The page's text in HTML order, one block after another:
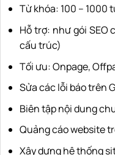
Từ khóa: 100 – 1000
Hỗ trợ: như gói SEO
cấu trúc)
Tối ưu: Onpage,
Sửa các lỗi báo trên
Biên tập nội dung
Quảng cáo website
Xây dựng hệ thống